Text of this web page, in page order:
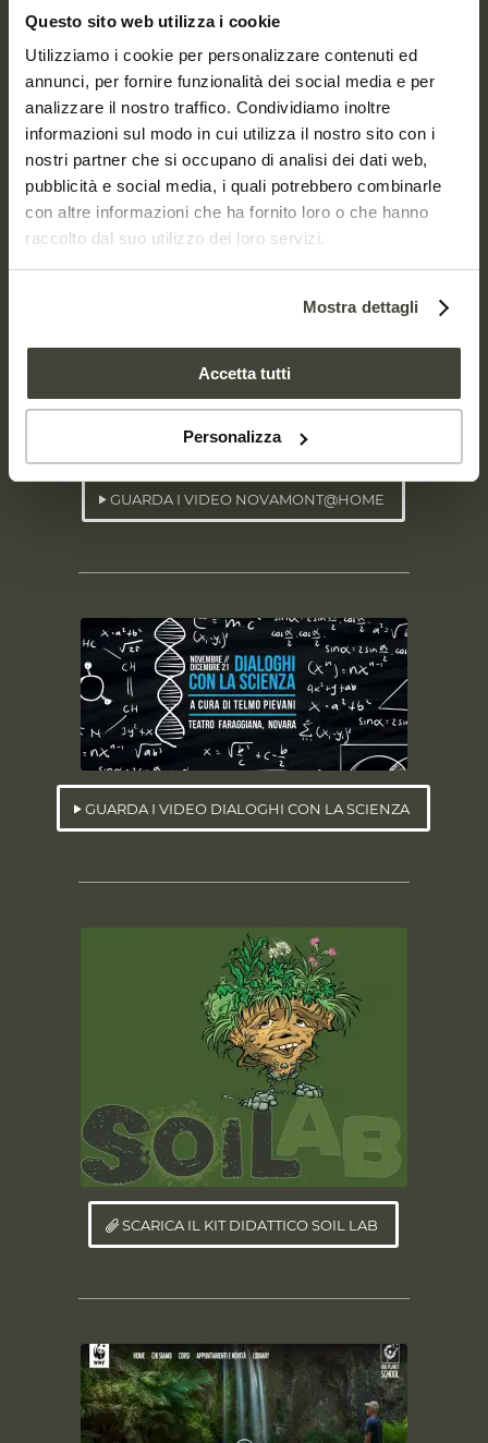
Questo sito web utilizza i cookie
Utilizziamo i cookie per personalizzare contenuti ed
annunci, per fornire funzionalità dei social media e per
analizzare il nostro traffico. Condividiamo inoltre
informazioni sul modo in cui utilizza il nostro sito con i
nostri partner che si occupano di analisi dei dati web,
pubblicità e social media, i quali potrebbero combinarle
con altre informazioni che ha fornito loro o che hanno
raccolto dal suo utilizzo dei loro servizi.
Mostra dettagli
Accetta tutti
Personalizza
GUARDA I VIDEO BIO-ESPERIMENTI
GUARDA I VIDEO NOVAMONT@HOME
GUARDA I VIDEO DIALOGHI CON LA SCIENZA
SCARICA IL KIT DIDATTICO SOIL LAB